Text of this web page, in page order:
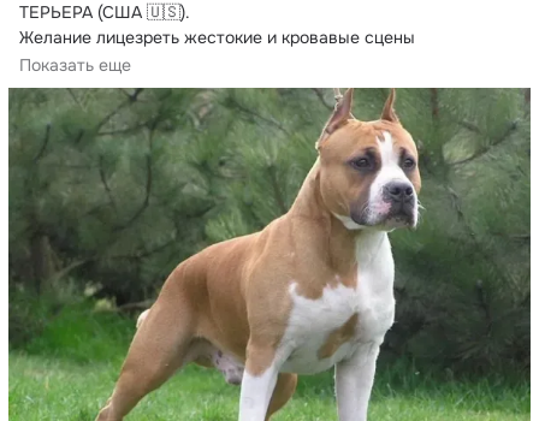
ТЕРЬЕРА (США 🇺🇸).
Желание лицезреть жестокие и кровавые сцены
наблюдается за человеком...
Показать еще